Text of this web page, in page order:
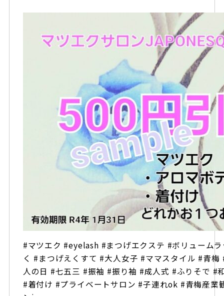
#マツエク #eyelash #まつげエクステ #ボリューム
く #まつげえくすて #大人女子 #ママスタイル #青
人の日 #七五三 #振袖 #振り袖 #成人式 #ふりそで #
#着付け #プライベートサロン #子連れok #青梅産業